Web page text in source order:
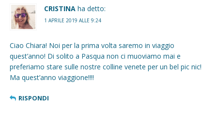
CRISTINA ha detto:
1 APRILE 2019 ALLE 9:24
Ciao Chiara! Noi per la prima volta saremo in viaggio
quest’anno! Di solito a Pasqua non ci muoviamo mai e
preferiamo stare sulle nostre colline venete per un bel pic nic!
Ma quest’anno viaggione!!!!
RISPONDI